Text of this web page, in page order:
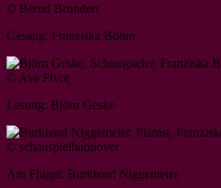
© Bernd Brundert
Gesang: Franziska Böhm
© Ava Pivot
Lesung: Björn Geske
© schauspielhannover
Am Flügel: Burkhard Niggemeier